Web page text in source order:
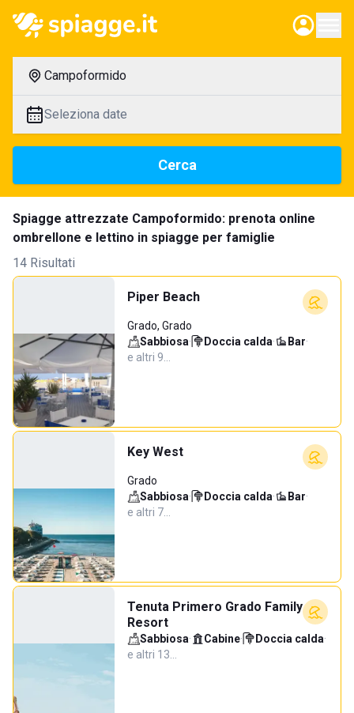
Campoformido
Seleziona date
Cerca
Spiagge attrezzate Campoformido: prenota online
ombrellone e lettino in spiagge per famiglie
14 Risultati
Piper Beach
Grado, Grado
Sabbiosa· Doccia calda· Bar·
e altri 9…
Key West
Grado
Sabbiosa· Doccia calda· Bar·
e altri 7…
Tenuta Primero Grado Family
Resort
Sabbiosa· Cabine· Doccia calda·
e altri 13…